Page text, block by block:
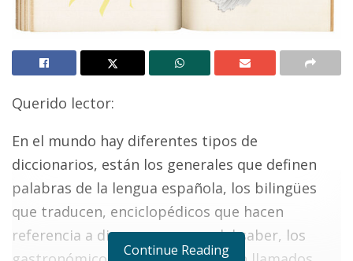
Querido lector:
En el mundo hay diferentes tipos de
diccionarios, están los generales que definen
palabras de la lengua española, los bilingües
que traducen, enciclopédicos que hacen
referencia a diversos campos del saber, los
Continue Reading